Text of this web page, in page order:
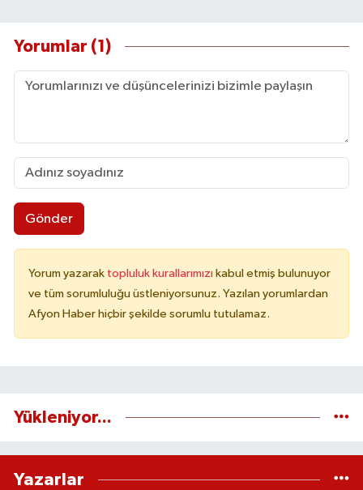
Yorumlar (1)
Gönder
Yorum yazarak topluluk kurallarımızı kabul etmiş bulunuyor
ve tüm sorumluluğu üstleniyorsunuz. Yazılan yorumlardan
Afyon Haber hiçbir şekilde sorumlu tutulamaz.
Yükleniyor...
Yazarlar